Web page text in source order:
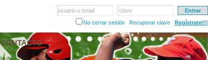
usuario o email
clave
No cerrar sesión
Recuperar clave Regístrate!!!
CONTACTO